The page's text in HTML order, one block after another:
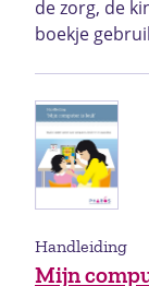
de zorg, de
boekje
Mijn
Handleiding